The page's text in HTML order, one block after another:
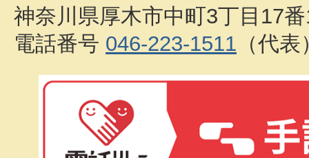
神奈川県厚木市中町3丁目17
電話番号 046-223-1511 （代表